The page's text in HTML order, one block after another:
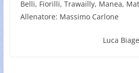
Belli, Fiorilli, Trawailly, Manea,
Allenatore: Massimo Carlone
Luca